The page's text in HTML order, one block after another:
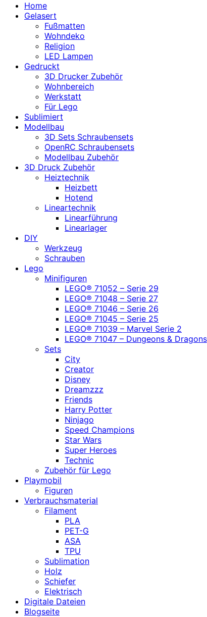
Home
Gelasert
Fußmatten
Wohndeko
Religion
LED Lampen
Gedruckt
3D Drucker Zubehör
Wohnbereich
Werkstatt
Für Lego
Sublimiert
Modellbau
3D Sets Schraubensets
OpenRC Schraubensets
Modellbau Zubehör
3D Druck Zubehör
Heiztechnik
Heizbett
Hotend
Lineartechnik
Linearführung
Linearlager
DIY
Werkzeug
Schrauben
Lego
Minifiguren
LEGO® 71052 – Serie 29
LEGO® 71048 – Serie 27
LEGO® 71046 – Serie 26
LEGO® 71045 – Serie 25
LEGO® 71039 – Marvel Serie 2
LEGO® 71047 – Dungeons & Dragons
Sets
City
Creator
Disney
Dreamzzz
Friends
Harry Potter
Ninjago
Speed Champions
Star Wars
Super Heroes
Technic
Zubehör für Lego
Playmobil
Figuren
Verbrauchsmaterial
Filament
PLA
PET-G
ASA
TPU
Sublimation
Holz
Schiefer
Elektrisch
Digitale Dateien
Blogseite